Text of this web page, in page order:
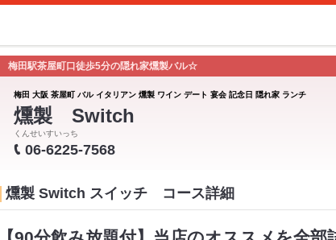
梅田駅茶屋町口徒歩5分の隠れ家燻製バル☆
梅田 大阪 茶屋町 バル イタリアン 燻製 ワイン デート 宴会 記念日 隠れ家 ランチ
燻製 Switch
くんせいすいっち
06-6225-7568
燻製 Switch スイッチ コース詳細